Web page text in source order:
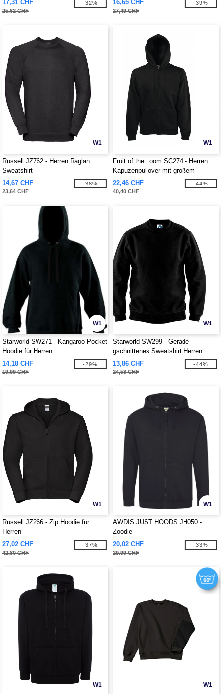
17,31 CHF
25,62 CHF
-32% 16,65 CHF
27,49 CHF
-39%
W1
Russell JZ762 - Herren Raglan
Sweatshirt
14,67 CHF
23,64 CHF
-38%
W1
Fruit of the Loom SC274 - Herren
Kapuzenpullover mit großem
Reißverschluss
22,46 CHF
40,40 CHF
-44%
W1
Starworld SW271 - Kangaroo Pocket
Hoodie für Herren
14,18 CHF
19,99 CHF
-29%
W1
Starworld SW299 - Gerade
gschnittenes Sweatshirt Herren
13,86 CHF
24,58 CHF
-44%
W1
Russell JZ266 - Zip Hoodie für
Herren
27,02 CHF
42,80 CHF
-37%
W1
AWDIS JUST HOODS JH050 -
Zoodie
20,02 CHF
29,99 CHF
-33%
W1 W1